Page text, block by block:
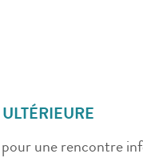
une rencontre